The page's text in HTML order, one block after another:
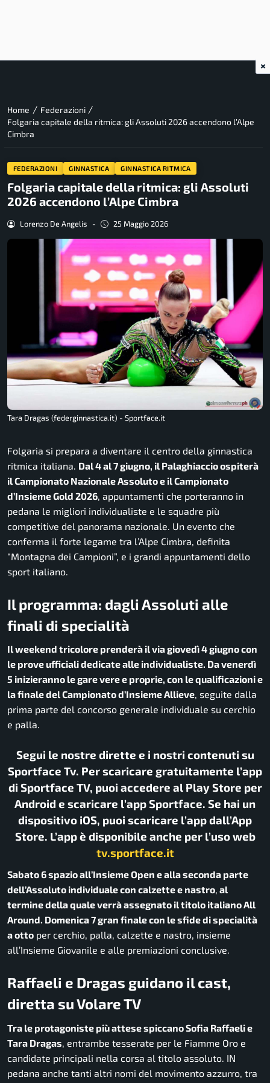
Home / Federazioni /
Folgaria capitale della ritmica: gli Assoluti 2026 accendono l’Alpe
Cimbra
FEDERAZIONI GINNASTICA GINNASTICA RITMICA
Folgaria capitale della ritmica: gli Assoluti
2026 accendono l’Alpe Cimbra
Lorenzo De Angelis - 25 Maggio 2026
Tara Dragas (federginnastica.it) - Sportface.it
Folgaria si prepara a diventare il centro della ginnastica
ritmica italiana. Dal 4 al 7 giugno, il Palaghiaccio ospiterà
il Campionato Nazionale Assoluto e il Campionato
d’Insieme Gold 2026, appuntamenti che porteranno in
pedana le migliori individualiste e le squadre più
competitive del panorama nazionale. Un evento che
conferma il forte legame tra l’Alpe Cimbra, definita
“Montagna dei Campioni”, e i grandi appuntamenti dello
sport italiano.
Il programma: dagli Assoluti alle
finali di specialità
Il weekend tricolore prenderà il via giovedì 4 giugno con
le prove ufficiali dedicate alle individualiste. Da venerdì
5 inizieranno le gare vere e proprie, con le qualificazioni e
la finale del Campionato d’Insieme Allieve, seguite dalla
prima parte del concorso generale individuale su cerchio
e palla.
Segui le nostre dirette e i nostri contenuti su
Sportface Tv. Per scaricare gratuitamente l’app
di Sportface TV, puoi accedere al Play Store per
Android e scaricare l’app Sportface. Se hai un
dispositivo iOS, puoi scaricare l’app dall’App
Store. L’app è disponibile anche per l’uso web
tv.sportface.it
Sabato 6 spazio all’Insieme Open e alla seconda parte
dell’Assoluto individuale con calzette e nastro, al
termine della quale verrà assegnato il titolo italiano All
Around. Domenica 7 gran finale con le sfide di specialità
a otto per cerchio, palla, calzette e nastro, insieme
all’Insieme Giovanile e alle premiazioni conclusive.
Raffaeli e Dragas guidano il cast,
diretta su Volare TV
Tra le protagoniste più attese spiccano Sofia Raffaeli e
Tara Dragas , entrambe tesserate per le Fiamme Oro e
candidate principali nella corsa al titolo assoluto. IN
pedana anche tanti altri nomi del movimento azzurro, tra
×